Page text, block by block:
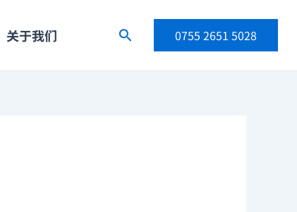
关于我们
搜
0755 2651 5028